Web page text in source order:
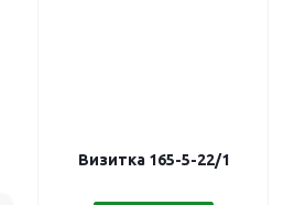
Визитка 165-5-22/1